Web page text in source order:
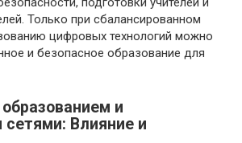
Только при сбалансированном
цифровых технологий можно
и безопасное образование для
и
Влияние и